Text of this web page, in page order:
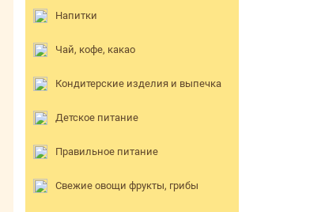
Напитки
Чай, кофе, какао
Кондитерские изделия и выпечка
Детское питание
Правильное питание
Свежие овощи фрукты, грибы